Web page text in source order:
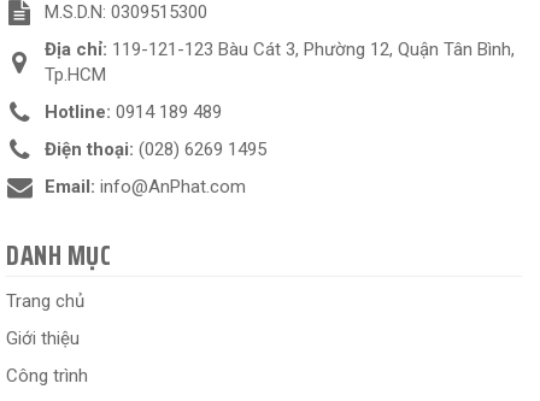
M.S.D.N: 0309515300
Địa chỉ: 119-121-123 Bàu Cát 3, Phường 12, Quận Tân Bình,
Tp.HCM
Hotline: 0914 189 489
Điện thoại: (028) 6269 1495
Email: info@AnPhat.com
DANH MỤC
Trang chủ
Giới thiệu
Công trình